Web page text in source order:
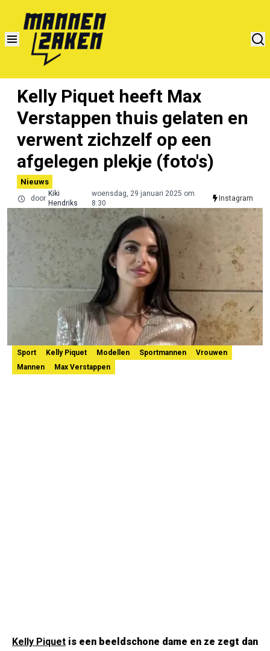
Kelly Piquet heeft Max
Verstappen thuis gelaten en
verwent zichzelf op een
afgelegen plekje (foto's)
Nieuws
door
Kiki
Hendriks
woensdag, 29 januari 2025 om
8:30
Instagram
Sport Kelly Piquet Modellen Sportmannen
Vrouwen
Mannen
Max Verstappen
Kelly Piquet is een beeldschone dame en ze zegt dan